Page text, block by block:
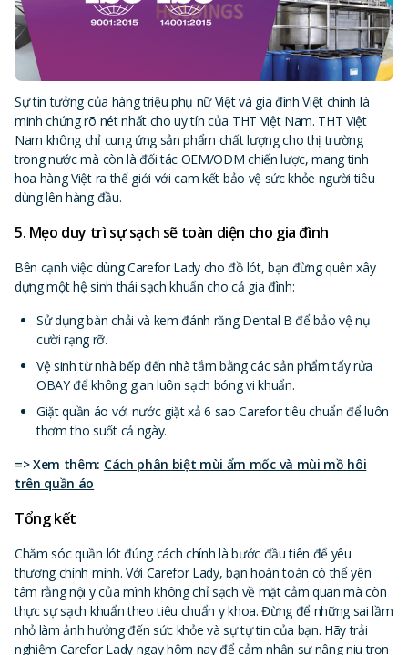
Sự tin tưởng của hàng triệu phụ nữ Việt và gia đình Việt chính là
minh chứng rõ nét nhất cho uy tín của THT Việt Nam. THT Việt
Nam không chỉ cung ứng sản phẩm chất lượng cho thị trường
trong nước mà còn là đối tác OEM/ODM chiến lược, mang tinh
hoa hàng Việt ra thế giới với cam kết bảo vệ sức khỏe người tiêu
dùng lên hàng đầu.
5. Mẹo duy trì sự sạch sẽ toàn diện cho gia đình
Bên cạnh việc dùng Carefor Lady cho đồ lót, bạn đừng quên xây
dựng một hệ sinh thái sạch khuẩn cho cả gia đình:
Sử dụng bàn chải và kem đánh răng Dental B để bảo vệ nụ
cười rạng rỡ.
Vệ sinh từ nhà bếp đến nhà tắm bằng các sản phẩm tẩy rửa
OBAY để không gian luôn sạch bóng vi khuẩn.
Giặt quần áo với nước giặt xả 6 sao Carefor tiêu chuẩn để luôn
thơm tho suốt cả ngày.
=> Xem thêm: Cách phân biệt mùi ẩm mốc và mùi mồ hôi
trên quần áo
Tổng kết
Chăm sóc quần lót đúng cách chính là bước đầu tiên để yêu
thương chính mình. Với Carefor Lady, bạn hoàn toàn có thể yên
tâm rằng nội y của mình không chỉ sạch về mặt cảm quan mà còn
thực sự sạch khuẩn theo tiêu chuẩn y khoa. Đừng để những sai lầm
nhỏ làm ảnh hưởng đến sức khỏe và sự tự tin của bạn. Hãy trải
nghiệm Carefor Lady ngay hôm nay để cảm nhận sự nâng niu trọn